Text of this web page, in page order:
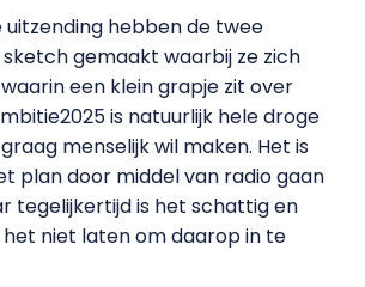
hebben de twee
gemaakt waarbij ze zich
een klein grapje zit over
is natuurlijk hele droge
menselijk wil maken. Het is
plan door middel van radio gaan
tegelijkertijd is het schattig en
het niet laten om daarop in te